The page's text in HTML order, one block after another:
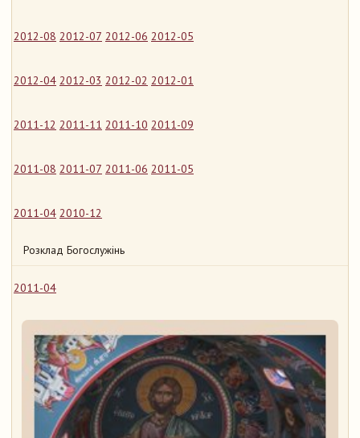
2012-08 2012-07 2012-06 2012-05
2012-04 2012-03 2012-02 2012-01
2011-12 2011-11 2011-10 2011-09
2011-08 2011-07 2011-06 2011-05
2011-04 2010-12
Розклад Богослужінь
2011-04